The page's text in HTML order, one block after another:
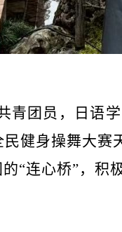
青团员，日语
民健身操舞大
“连心桥”，积